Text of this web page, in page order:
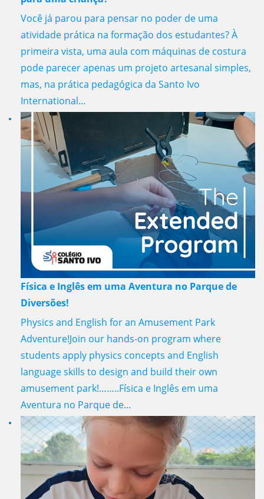
Você já parou para pensar no poder de uma
atividade prática na formação dos estudantes? À
primeira vista, uma aula com máquinas de costura
pode parecer apenas um projeto artesanal simples,
mas, na prática pedagógica da Santo Ivo
International...
Física e Inglês em uma Aventura no Parque de
Diversões!
Physics and English for an Amusement Park
Adventure!Join our hands-on program where
students apply physics concepts and English
language skills to design and build their own
amusement park!……..Física e Inglês em uma
Aventura no Parque de...